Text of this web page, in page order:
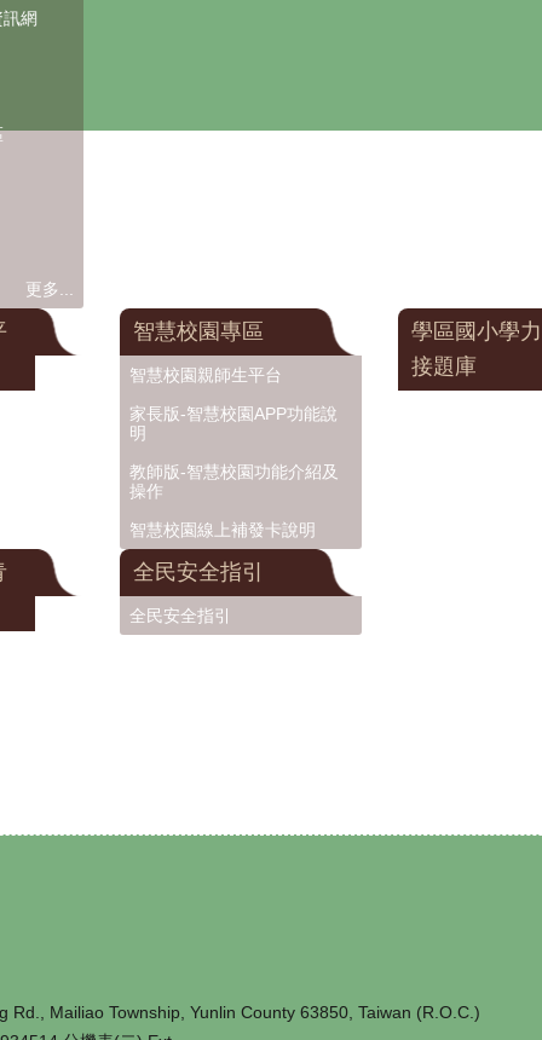
網
更多...
智慧校園專區
智慧校園親師生平台
家長版-智慧校園APP功能說
明
教師版-智慧校園功能介紹及
操作
智慧校園線上補發卡說明
學區國小學
接題庫
全民安全指引
全民安全指引
Mailiao Township, Yunlin County 63850, Taiwan (R.O.C.)